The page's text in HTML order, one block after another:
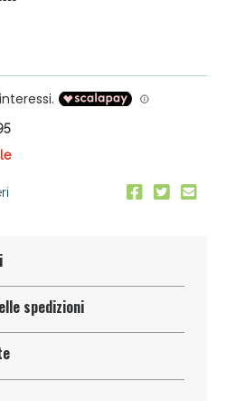
spedizioni
Sconto fino al 40% valido